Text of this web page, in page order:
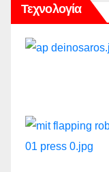
Τεχνολογία